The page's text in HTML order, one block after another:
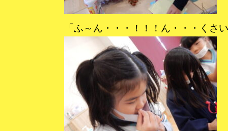
「ふ～ん・・・！！！ん・・・くさ